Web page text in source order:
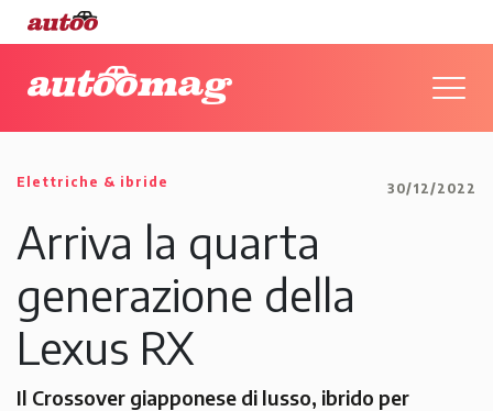
Elettriche & ibride 30/12/2022
Arriva la quarta
generazione della
Lexus RX
Il Crossover giapponese di lusso, ibrido per